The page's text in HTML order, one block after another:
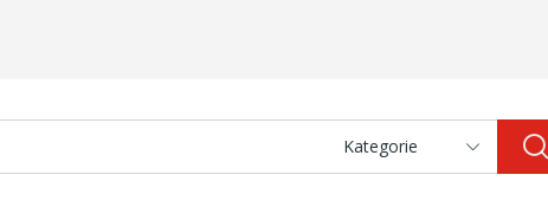
Kategorie